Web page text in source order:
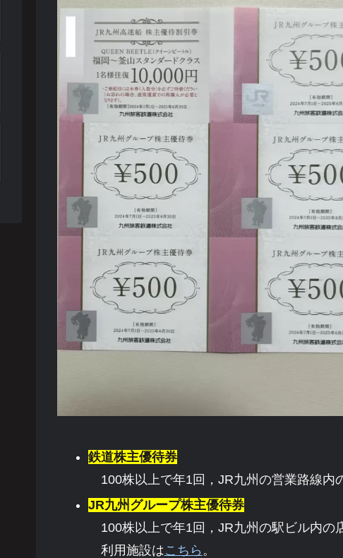
鉄道株主優待券
100株以上で年1回，JR九州の営業路線内
JR九州グループ株主優待券
100株以上で年1回，JR九州の駅ビル内の
利用施設はこちら 。